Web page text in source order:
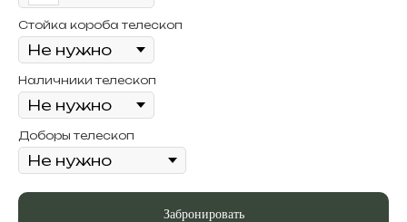
Стойка короба телескоп
Наличники телескоп
Доборы телескоп
Забронировать